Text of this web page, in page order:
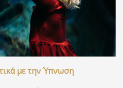
με την Ύπνωση